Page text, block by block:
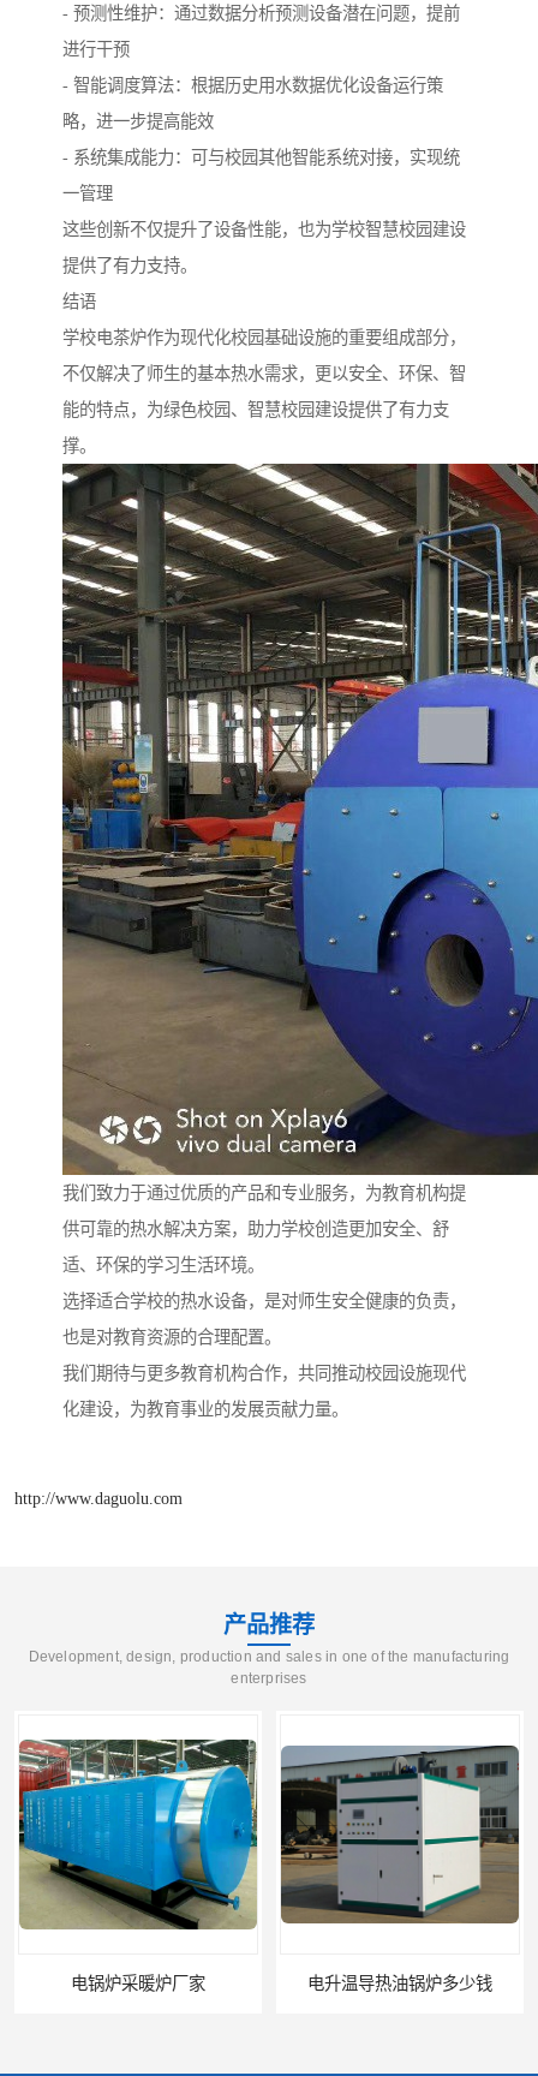
- 预测性维护：通过数据分析预测设备潜在问题，提前
进行干预
- 智能调度算法：根据历史用水数据优化设备运行策
略，进一步提高能效
- 系统集成能力：可与校园其他智能系统对接，实现统
一管理
这些创新不仅提升了设备性能，也为学校智慧校园建设
提供了有力支持。
结语
学校电茶炉作为现代化校园基础设施的重要组成部分，
不仅解决了师生的基本热水需求，更以安全、环保、智
能的特点，为绿色校园、智慧校园建设提供了有力支
撑。
我们致力于通过优质的产品和专业服务，为教育机构提
供可靠的热水解决方案，助力学校创造更加安全、舒
适、环保的学习生活环境。
选择适合学校的热水设备，是对师生安全健康的负责，
也是对教育资源的合理配置。
我们期待与更多教育机构合作，共同推动校园设施现代
化建设，为教育事业的发展贡献力量。
http://www.daguolu.com
产品推荐
Development, design, production and sales in one of the manufacturing
enterprises
电升温导热油锅炉多少钱 真空热水锅炉供应商